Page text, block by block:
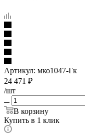
Артикул: мко1047-Гк
24 471 ₽
/шт
В корзину
Купить в 1 клик